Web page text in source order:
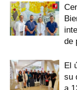
de
El
su